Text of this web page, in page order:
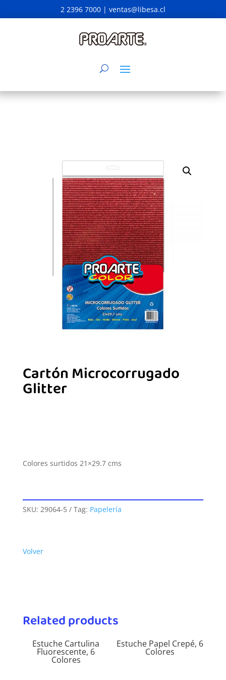
2 2396 7000 | ventas@libesa.cl
Cartón Microcorrugado
Glitter
Colores surtidos 21×29.7 cms
SKU: 29064-5 Tag: Papelería
Volver
Related products
Estuche Cartulina
Fluorescente, 6
Colores
Estuche Papel Crepé, 6
Colores